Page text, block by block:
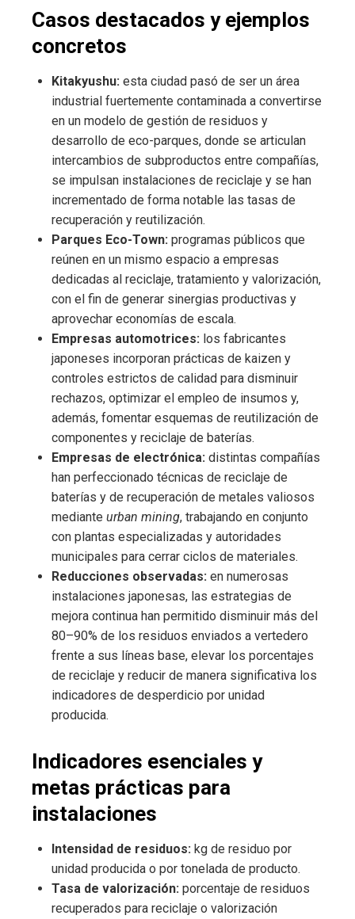
Casos destacados y ejemplos
concretos
Kitakyushu: esta ciudad pasó de ser un área
industrial fuertemente contaminada a convertirse
en un modelo de gestión de residuos y
desarrollo de eco-parques, donde se articulan
intercambios de subproductos entre compañías,
se impulsan instalaciones de reciclaje y se han
incrementado de forma notable las tasas de
recuperación y reutilización.
Parques Eco-Town: programas públicos que
reúnen en un mismo espacio a empresas
dedicadas al reciclaje, tratamiento y valorización,
con el fin de generar sinergias productivas y
aprovechar economías de escala.
Empresas automotrices: los fabricantes
japoneses incorporan prácticas de kaizen y
controles estrictos de calidad para disminuir
rechazos, optimizar el empleo de insumos y,
además, fomentar esquemas de reutilización de
componentes y reciclaje de baterías.
Empresas de electrónica: distintas compañías
han perfeccionado técnicas de reciclaje de
baterías y de recuperación de metales valiosos
mediante urban mining, trabajando en conjunto
con plantas especializadas y autoridades
municipales para cerrar ciclos de materiales.
Reducciones observadas: en numerosas
instalaciones japonesas, las estrategias de
mejora continua han permitido disminuir más del
80–90% de los residuos enviados a vertedero
frente a sus líneas base, elevar los porcentajes
de reciclaje y reducir de manera significativa los
indicadores de desperdicio por unidad
producida.
Indicadores esenciales y
metas prácticas para
instalaciones
Intensidad de residuos: kg de residuo por
unidad producida o por tonelada de producto.
Tasa de valorización: porcentaje de residuos
recuperados para reciclaje o valorización